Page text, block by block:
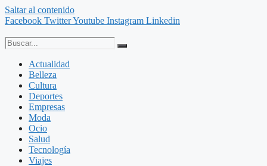
Saltar al contenido
Facebook TwitterYoutube Instagram Linkedin
Actualidad
Belleza
Cultura
Deportes
Empresas
Moda
Ocio
Salud
Tecnología
Viajes